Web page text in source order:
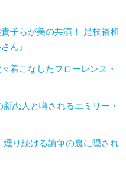
子らが美の共演！ 是枝裕和
ん』
着こなしたフローレンス・
恋人と噂されるエミリー・
り続ける論争の裏に隠され